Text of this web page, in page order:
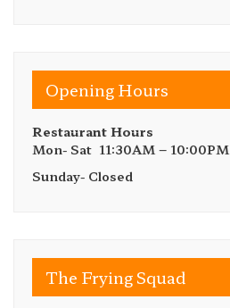
Opening Hours
Restaurant Hours
Mon- Sat 11:30AM – 10:00PM
Sunday- Closed
The Frying Squad